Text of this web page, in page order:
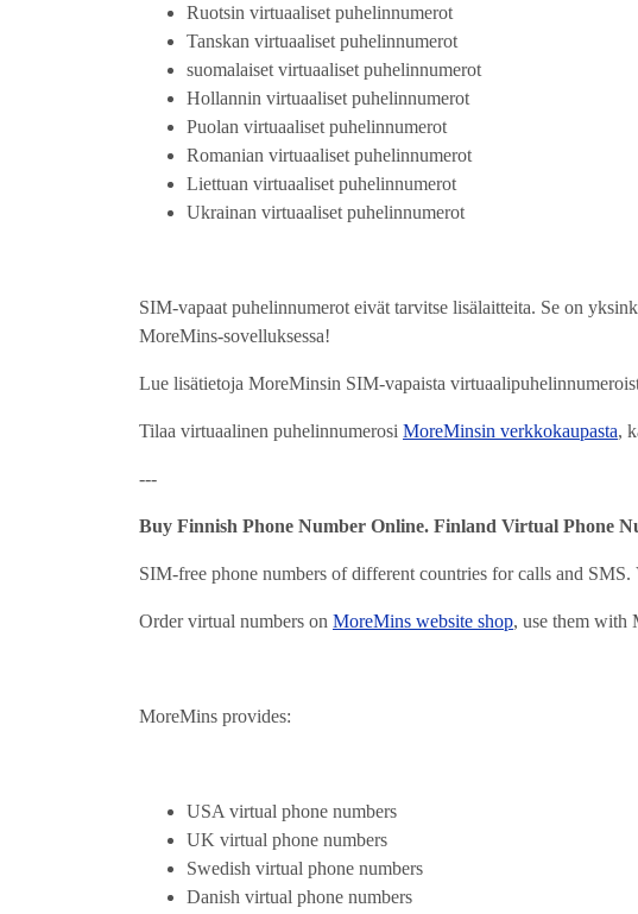
Ruotsin virtuaaliset puhelinnumerot
Tanskan virtuaaliset puhelinnumerot
suomalaiset virtuaaliset puhelinnumerot
Hollannin virtuaaliset puhelinnumerot
Puolan virtuaaliset puhelinnumerot
Romanian virtuaaliset puhelinnumerot
Liettuan virtuaaliset puhelinnumerot
Ukrainan virtuaaliset puhelinnumerot
SIM-vapaat puhelinnumerot eivät tarvitse lisälaitteita. Se on
MoreMins-sovelluksessa!
Lue lisätietoja MoreMinsin SIM-vapaista
Tilaa virtuaalinen puhelinnumerosi MoreMinsin verkkokaupasta,
---
Buy Finnish Phone Number Online. Finland Virtual Phone
SIM-free phone numbers of different countries for calls and
Order virtual numbers on MoreMins website shop, use them with
MoreMins provides:
USA virtual phone numbers
UK virtual phone numbers
Swedish virtual phone numbers
Danish virtual phone numbers